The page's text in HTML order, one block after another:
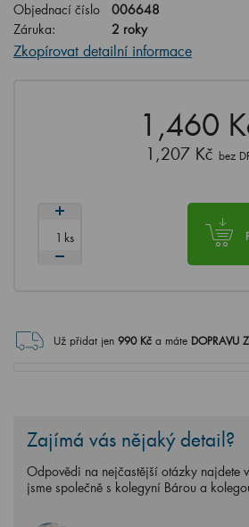
Objednací číslo
006648
Záruka:
2 roky
Zkopírovat detailní informace
1,460
1,207 Kč bez
ks
Už přidat jen 990Kč a máte DOPRAVU
Zajímá vás nějaký detail?
Odpovědi na nejčastější otázky najdete
jsme společně s kolegyní Bárou a